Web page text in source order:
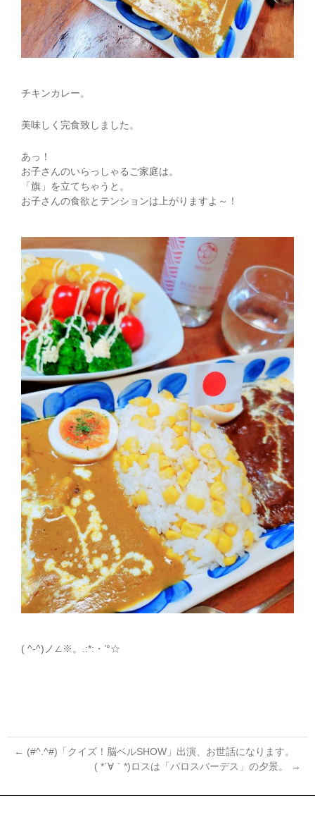
チキンカレー。
美味しく完食致しました。
あっ！
お子さんのいらっしゃるご家庭は。
「旗」を立てちゃうと。
お子さんの食欲とテンションは上がりますよ～！
( ^-^)ノ∠※。.:*:・’°☆
稿
← (#^.^#)「クイズ！脳ベルSHOW」出演、お世話になります。
( *´∀｀*)ロスは「パロスバーデス」の夕景。
→